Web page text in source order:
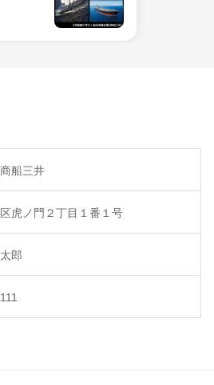
船三井
虎ノ門２丁目１番１号
郎